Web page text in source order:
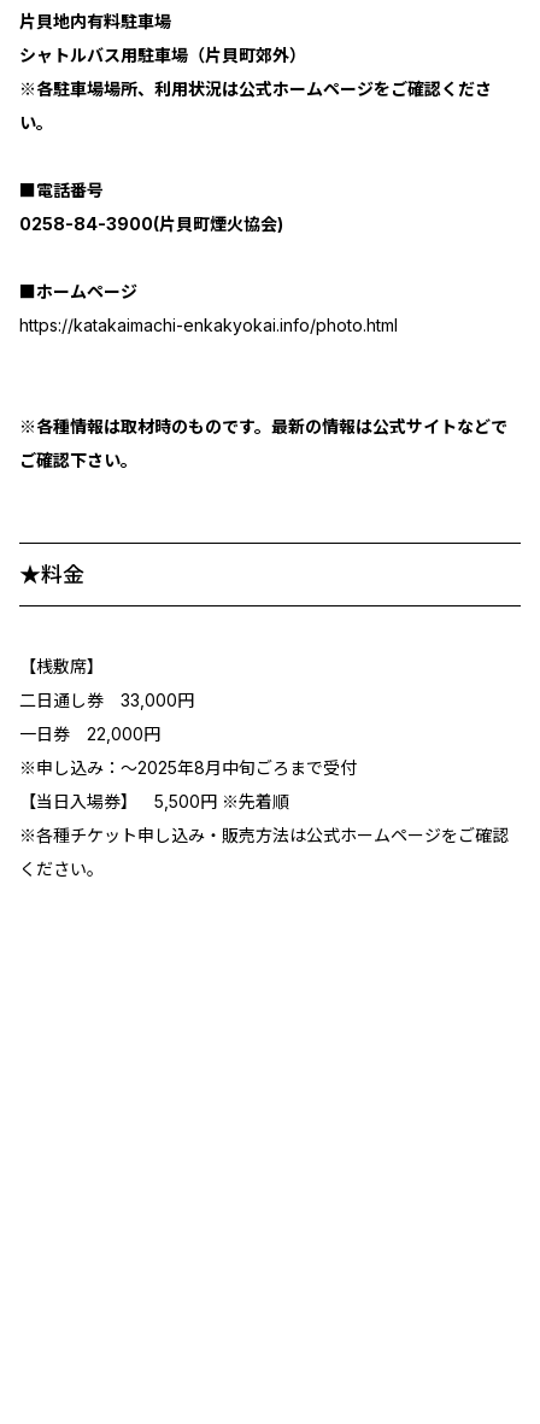
片貝地内有料駐車場
シャトルバス用駐車場（片貝町郊外）
※各駐車場場所、利用状況は公式ホームページをご確認くださ
い。
■電話番号
0258-84-3900(片貝町煙火協会)
■ホームページ
https://katakaimachi-enkakyokai.info/photo.html
※各種情報は取材時のものです。最新の情報は公式サイトなどで
ご確認下さい。
★料金
【桟敷席】
二日通し券 33,000円
一日券 22,000円
※申し込み：～2025年8月中旬ごろまで受付
【当日入場券】 5,500円 ※先着順
※各種チケット申し込み・販売方法は公式ホームページをご確認
ください。